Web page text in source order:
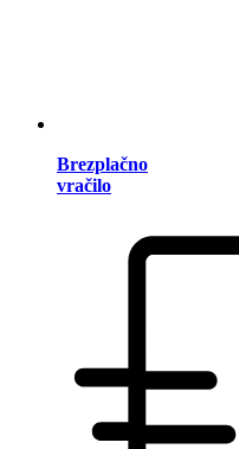
Brezplačno
vračilo